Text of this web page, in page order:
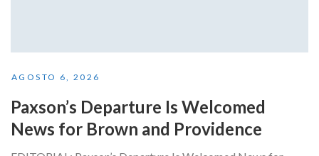
AGOSTO 6, 2026
Paxson’s Departure Is Welcomed
News for Brown and Providence